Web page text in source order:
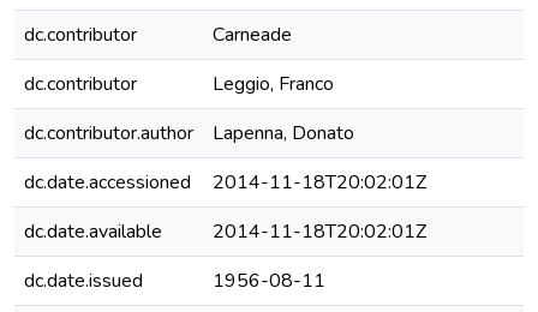
dc.contributor
Carneade
dc.contributor
Leggio, Franco
dc.contributor.author
Lapenna, Donato
dc.date.accessioned
2014-11-18T20:02:01Z
dc.date.available
2014-11-18T20:02:01Z
dc.date.issued
1956-08-11